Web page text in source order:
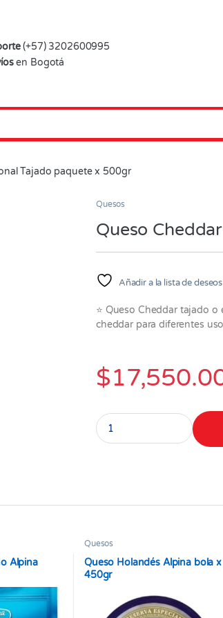
(+57) 3202600995
en Bogotá
Tajado paquete x 500gr
Quesos
Queso
Añadir a la lista de deseos
⭐ Queso Cheddar tajado
cheddar para diferentes
$
Queso Cheddar
Alpina
Quesos
Queso Holandés Alpina bola x
450gr